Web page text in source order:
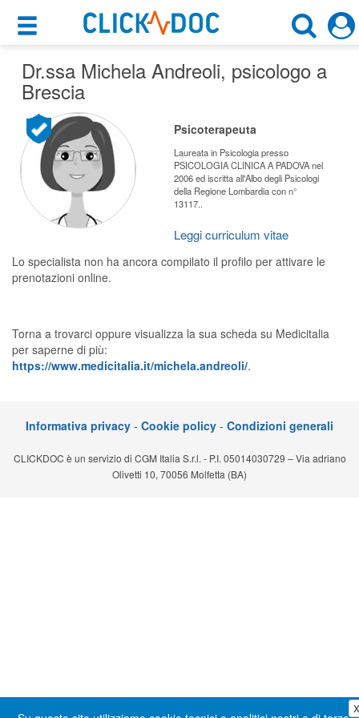
×
Motore di ricerca
×
Psicologo
Brescia (BS)
Cosa possiamo offrirti
Per i pazienti
Prenota una visita
Ricerca specialisti
Consulti online
Per gli specialisti
Planner e rubrica in cloud
Dr.ssa Michela Andreoli, psicologo a
Brescia
Psicoterapeuta
Laureata in Psicologia presso
PSICOLOGIA CLINICA A PADOVA nel
2006 ed iscritta all'Albo degli Psicologi
della Regione Lombardia con n°
13117..
Leggi curriculum vitae
Lo specialista non ha ancora compilato il profilo per attivare le
prenotazioni online.
Torna a trovarci oppure visualizza la sua scheda su Medicitalia
per saperne di più:
https://www.medicitalia.it/michela.andreoli/.
X
Informativa privacy - Cookie policy - Condizioni generali
CLICKDOC è un servizio di CGM Italia S.r.l. - P.I. 05014030729 – Via adriano
Olivetti 10, 70056 Molfetta (BA)